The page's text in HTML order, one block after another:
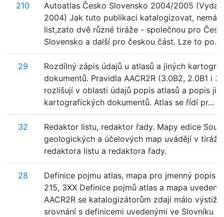
210
Autoatlas Česko Slovensko 2004/2005 (Vydal
2004) Jak tuto publikaci katalogizovat, nemá-
list,zato dvě různé tiráže - společnou pro
Slovensko a další pro českou část. Lze to po...
29
Rozdílný zápis údajů u atlasů a jiných
dokumentů. Pravidla AACR2R (3.0B2, 2.0B1 i
rozlišují v oblasti údajů popis atlasů a popis
kartografických dokumentů. Atlas se řídí pr...
32
Redaktor listu, redaktor řady. Mapy edice
geologických a účelových map uvádějí v tiráži
redaktora listu a redaktora řady.
28
Definice pojmu atlas, mapa pro jmenný popis
215, 3XX Definice pojmů atlas a mapa
AACR2R se katalogizátorům zdají málo
srovnání s definicemi uvedenými ve Slovníku